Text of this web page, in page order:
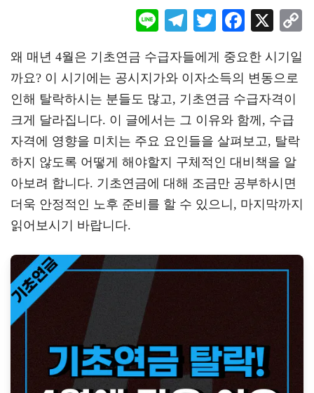
Li
Te
gr
a
m
T
tt
er
F
eb
oo
k
X
왜 매년 4월은 기초연금 수급자들에게 중요한 시기일
까요? 이 시기에는 공시지가와 이자소득의 변동으로
인해 탈락하시는 분들도 많고, 기초연금 수급자격이
크게 달라집니다. 이 글에서는 그 이유와 함께, 수급
자격에 영향을 미치는 주요 요인들을 살펴보고, 탈락
하지 않도록 어떻게 해야할지 구체적인 대비책을 알
아보려 합니다. 기초연금에 대해 조금만 공부하시면
더욱 안정적인 노후 준비를 할 수 있으니, 마지막까지
읽어보시기 바랍니다.